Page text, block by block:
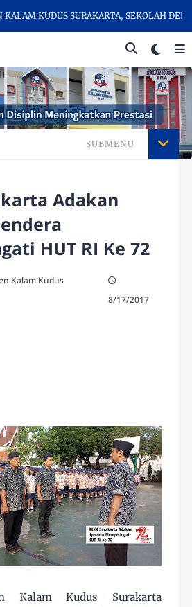
KUDUS SURAKARTA, SEKOLAH DENGAN
SUBMENU
Adakan
HUT RI Ke 72
Kalam Kudus
8/17/2017
Kalam Kudus Surakarta